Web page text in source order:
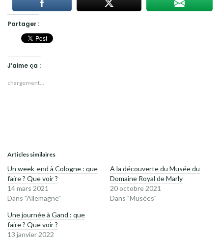
Partager :
J’aime ça :
chargement…
Articles similaires
Un week-end à Cologne : que
faire ? Que voir ?
14 mars 2021
Dans "Allemagne"
A la découverte du Musée du
Domaine Royal de Marly
20 octobre 2021
Dans "Musées"
Une journée à Gand : que
faire ? Que voir ?
13 janvier 2022